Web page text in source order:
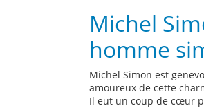
Michel
homme
Michel Simon est
amoureux de cette
Il eut un coup de cœur